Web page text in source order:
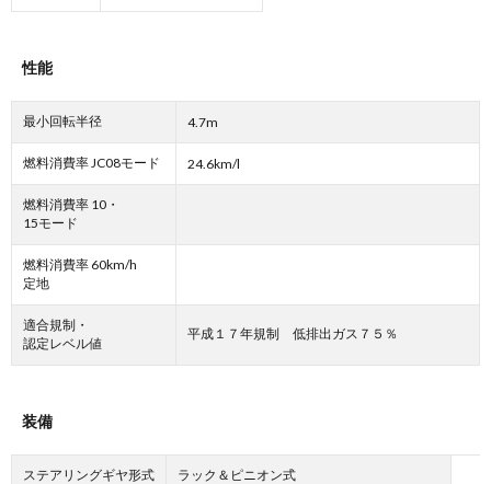
性能
最小回転半径 4.7m
燃料消費率 JC08モード 24.6km/l
燃料消費率 10・
15モード
燃料消費率 60km/h
定地
適合規制・
認定レベル値
平成１７年規制 低排出ガス７５％
装備
ステアリングギヤ形式 ラック＆ピニオン式